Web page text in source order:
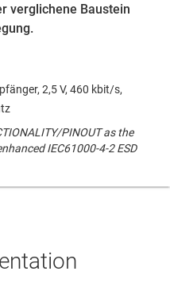
verglichene Baustein
2,5 V, 460 kbit/s,
PINOUT as the
IEC61000-4-2 ESD